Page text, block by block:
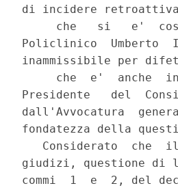
di incidere
che   si   e'
Policlinico  Umberto
inammissibile per
che  e'  anche
Presidente   del
dall'Avvocatura
fondatezza della
Considerato  che
giudizi, questione
commi  1  e  2, del